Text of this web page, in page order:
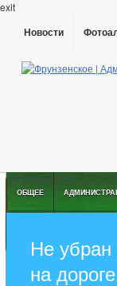
exit
Новости
ОБЩЕЕ
Не
на